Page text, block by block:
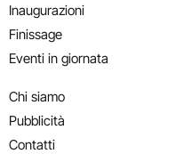
Inaugurazioni
Finissage
Eventi in giornata
Chi siamo
Pubblicità
Contatti